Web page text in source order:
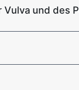
und des